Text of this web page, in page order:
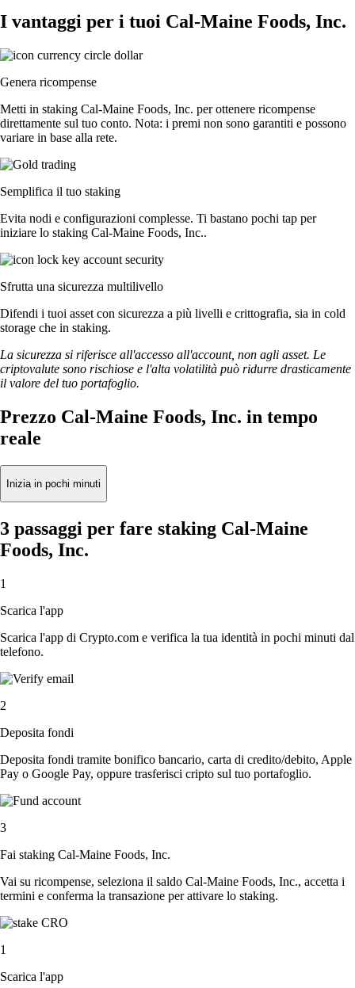
I vantaggi per i tuoi Cal-Maine Foods, Inc.
Genera ricompense
Metti in staking Cal-Maine Foods, Inc. per ottenere ricompense
direttamente sul tuo conto. Nota: i premi non sono garantiti e possono
variare in base alla rete.
Semplifica il tuo staking
Evita nodi e configurazioni complesse. Ti bastano pochi tap per
iniziare lo staking Cal-Maine Foods, Inc..
Sfrutta una sicurezza multilivello
Difendi i tuoi asset con sicurezza a più livelli e crittografia, sia in cold
storage che in staking.
La sicurezza si riferisce all'accesso all'account, non agli asset. Le
criptovalute sono rischiose e l'alta volatilità può ridurre drasticamente
il valore del tuo portafoglio.
Prezzo Cal-Maine Foods, Inc. in tempo
reale
Inizia in pochi minuti
3 passaggi per fare staking Cal-Maine
Foods, Inc.
1
Scarica l'app
Scarica l'app di Crypto.com e verifica la tua identità in pochi minuti dal
telefono.
2
Deposita fondi
Deposita fondi tramite bonifico bancario, carta di credito/debito, Apple
Pay o Google Pay, oppure trasferisci cripto sul tuo portafoglio.
3
Fai staking Cal-Maine Foods, Inc.
Vai su ricompense, seleziona il saldo Cal-Maine Foods, Inc., accetta i
termini e conferma la transazione per attivare lo staking.
1
Scarica l'app